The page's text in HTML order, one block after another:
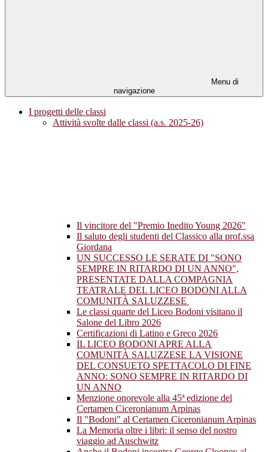
Menu di
navigazione
I progetti delle classi
Attività svolte dalle classi (a.s. 2025-26)
Il vincitore del "Premio Inedito Young 2026"
Il saluto degli studenti del Classico alla prof.ssa
Giordana
UN SUCCESSO LE SERATE DI "SONO
SEMPRE IN RITARDO DI UN ANNO",
PRESENTATE DALLA COMPAGNIA
TEATRALE DEL LICEO BODONI ALLA
COMUNITÀ SALUZZESE
Le classi quarte del Liceo Bodoni visitano il
Salone del Libro 2026
Certificazioni di Latino e Greco 2026
IL LICEO BODONI APRE ALLA
COMUNITÀ SALUZZESE LA VISIONE
DEL CONSUETO SPETTACOLO DI FINE
ANNO: SONO SEMPRE IN RITARDO DI
UN ANNO
Menzione onorevole alla 45ª edizione del
Certamen Ciceronianum Arpinas
Il "Bodoni" al Certamen Ciceronianum Arpinas
La Memoria oltre i libri: il senso del nostro
viaggio ad Auschwitz